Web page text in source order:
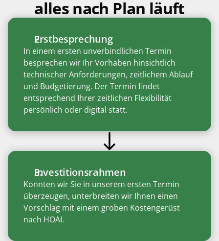
alles nach Plan läuft
Erstbesprechung
In einem ersten unverbindlichen Termin
besprechen wir Ihr Vorhaben hinsichtlich
technischer Anforderungen, zeitlichem Ablauf
und Budgetierung. Der Termin findet
entsprechend Ihrer zeitlichen Flexibilität
persönlich oder digital statt.
Investitionsrahmen
Konnten wir Sie in unserem ersten Termin
überzeugen, unterbreiten wir Ihnen einen
Vorschlag mit einem groben Kostengerüst
nach HOAI.